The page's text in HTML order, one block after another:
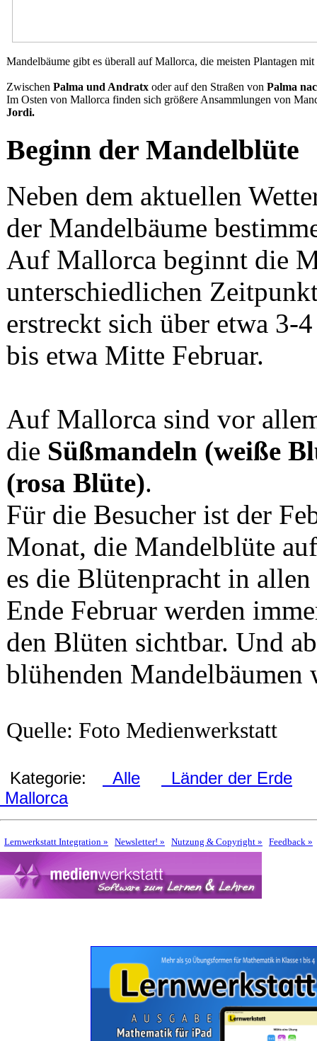
Mandelbäume gibt es überall auf Mallorca, die meisten Plantagen
Zwischen Palma und Andratx oder auf den Straßen von Palma
Im Osten von Mallorca finden sich größere Ansammlungen von
Jordi.
Beginn der Mandelblüte
Neben dem aktuellen
der Mandelbäume
Auf Mallorca beginnt die
unterschiedlichen
erstreckt sich über etwa 3-
bis etwa Mitte Februar.
Auf Mallorca sind vor
die Süßmandeln (weiße
(rosa Blüte).
Für die Besucher ist der
Monat, die Mandelblüte
es die Blütenpracht in
Ende Februar werden
den Blüten sichtbar. Und
blühenden Mandelbäumen
Quelle: Foto Medienwerkstatt
Kategorie: Alle
Länder der Erde
Mallorca
Lernwerkstatt Integration » Newsletter! » Nutzung & Copyright » Feedback »